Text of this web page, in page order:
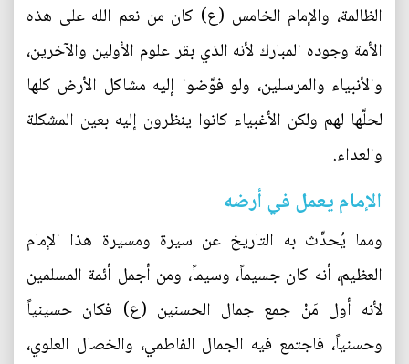
الظالمة، والإمام الخامس (ع) كان من نعم الله على هذه
الأمة وجوده المبارك لأنه الذي بقر علوم الأولين والآخرين،
والأنبياء والمرسلين، ولو فوَّضوا إليه مشاكل الأرض كلها
لحلَّها لهم ولكن الأغبياء كانوا ينظرون إليه بعين المشكلة
والعداء.
الإمام يعمل في أرضه
ومما يُحدِّث به التاريخ عن سيرة ومسيرة هذا الإمام
العظيم، أنه كان جسيماً، وسيماً، ومن أجمل أئمة المسلمين
لأنه أول مَنْ جمع جمال الحسنين (ع) فكان حسينياً
وحسنياً، فاجتمع فيه الجمال الفاطمي، والخصال العلوي،